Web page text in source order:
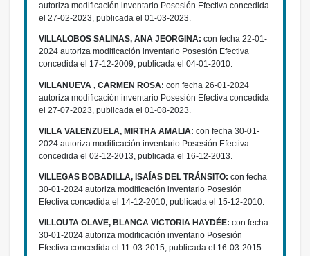
autoriza modificación inventario Posesión Efectiva concedida
el 27-02-2023, publicada el 01-03-2023.
VILLALOBOS SALINAS, ANA JEORGINA: con fecha 22-01-
2024 autoriza modificación inventario Posesión Efectiva
concedida el 17-12-2009, publicada el 04-01-2010.
VILLANUEVA , CARMEN ROSA: con fecha 26-01-2024
autoriza modificación inventario Posesión Efectiva concedida
el 27-07-2023, publicada el 01-08-2023.
VILLA VALENZUELA, MIRTHA AMALIA: con fecha 30-01-
2024 autoriza modificación inventario Posesión Efectiva
concedida el 02-12-2013, publicada el 16-12-2013.
VILLEGAS BOBADILLA, ISAÍAS DEL TRÁNSITO: con fecha
30-01-2024 autoriza modificación inventario Posesión
Efectiva concedida el 14-12-2010, publicada el 15-12-2010.
VILLOUTA OLAVE, BLANCA VICTORIA HAYDÉE: con fecha
30-01-2024 autoriza modificación inventario Posesión
Efectiva concedida el 11-03-2015, publicada el 16-03-2015.